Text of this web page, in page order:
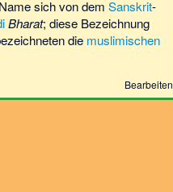
sich von dem Sanskrit-
Bharat; diese Bezeichnung
die muslimischen
Bearbeiten